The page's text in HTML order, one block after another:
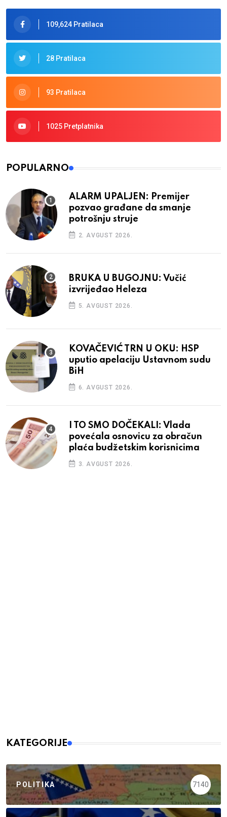
109,624 Pratilaca
28 Pratilaca
93 Pratilaca
1025 Pretplatnika
POPULARNO
ALARM UPALJEN: Premijer
pozvao građane da smanje
potrošnju struje
2. AVGUST 2026.
BRUKA U BUGOJNU: Vučić
izvrijeđao Heleza
5. AVGUST 2026.
KOVAČEVIĆ TRN U OKU: HSP
uputio apelaciju Ustavnom sudu
BiH
6. AVGUST 2026.
I TO SMO DOČEKALI: Vlada
povećala osnovicu za obračun
plaća budžetskim korisnicima
3. AVGUST 2026.
KATEGORIJE
POLITIKA 7140